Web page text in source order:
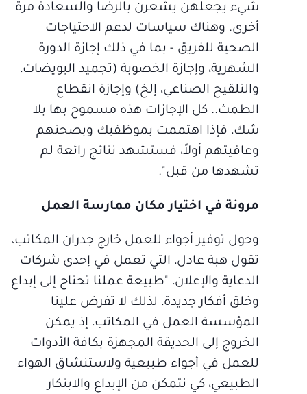
شيء يجعلهن يشعرن بالرضا والسعادة مرة
أخرى. وهناك سياسات لدعم الاحتياجات
الصحية للفريق - بما في ذلك إجازة الدورة
الشهرية، وإجازة الخصوبة (تجميد البويضات،
والتلقيح الصناعي، إلخ) وإجازة انقطاع
الطمث.. كل الإجازات هذه مسموح بها بلا
شك، فإذا اهتممت بموظفيك وبصحتهم
وعافيتهم أولاً، فستشهد نتائج رائعة لم
تشهدها من قبل".
مرونة في اختيار مكان ممارسة العمل
وحول توفير أجواء للعمل خارج جدران المكاتب،
تقول هبة عادل، التي تعمل في إحدى شركات
الدعاية والإعلان، "طبيعة عملنا تحتاج إلى إبداع
وخلق أفكار جديدة، لذلك لا تفرض علينا
المؤسسة العمل في المكاتب، إذ يمكن
الخروج إلى الحديقة المجهزة بكافة الأدوات
للعمل في أجواء طبيعية ولاستنشاق الهواء
الطبيعي، كي نتمكن من الإبداع والابتكار